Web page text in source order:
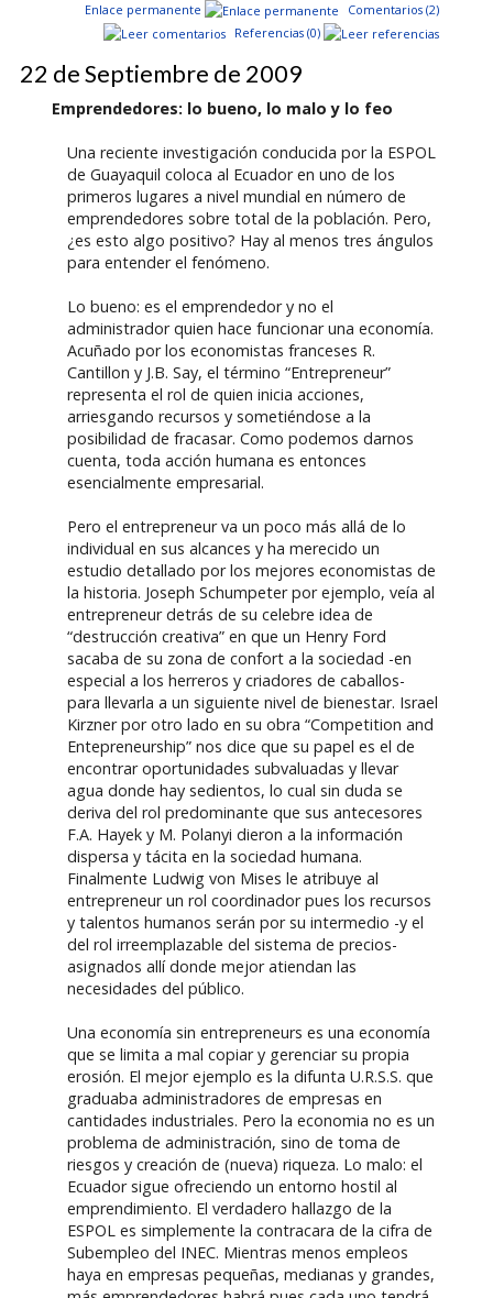
Enlace permanente
Comentarios (2)
Referencias (0)
22 de Septiembre de 2009
Emprendedores: lo bueno, lo malo y lo feo
Una reciente investigación conducida por la ESPOL
de Guayaquil coloca al Ecuador en uno de los
primeros lugares a nivel mundial en número de
emprendedores sobre total de la población. Pero,
¿es esto algo positivo? Hay al menos tres ángulos
para entender el fenómeno.
Lo bueno: es el emprendedor y no el
administrador quien hace funcionar una economía.
Acuñado por los economistas franceses R.
Cantillon y J.B. Say, el término “Entrepreneur”
representa el rol de quien inicia acciones,
arriesgando recursos y sometiéndose a la
posibilidad de fracasar. Como podemos darnos
cuenta, toda acción humana es entonces
esencialmente empresarial.
Pero el entrepreneur va un poco más allá de lo
individual en sus alcances y ha merecido un
estudio detallado por los mejores economistas de
la historia. Joseph Schumpeter por ejemplo, veía al
entrepreneur detrás de su celebre idea de
“destrucción creativa” en que un Henry Ford
sacaba de su zona de confort a la sociedad -en
especial a los herreros y criadores de caballos-
para llevarla a un siguiente nivel de bienestar. Israel
Kirzner por otro lado en su obra “Competition and
Entepreneurship” nos dice que su papel es el de
encontrar oportunidades subvaluadas y llevar
agua donde hay sedientos, lo cual sin duda se
deriva del rol predominante que sus antecesores
F.A. Hayek y M. Polanyi dieron a la información
dispersa y tácita en la sociedad humana.
Finalmente Ludwig von Mises le atribuye al
entrepreneur un rol coordinador pues los recursos
y talentos humanos serán por su intermedio -y el
del rol irreemplazable del sistema de precios-
asignados allí donde mejor atiendan las
necesidades del público.
Una economía sin entrepreneurs es una economía
que se limita a mal copiar y gerenciar su propia
erosión. El mejor ejemplo es la difunta U.R.S.S. que
graduaba administradores de empresas en
cantidades industriales. Pero la economia no es un
problema de administración, sino de toma de
riesgos y creación de (nueva) riqueza. Lo malo: el
Ecuador sigue ofreciendo un entorno hostil al
emprendimiento. El verdadero hallazgo de la
ESPOL es simplemente la contracara de la cifra de
Subempleo del INEC. Mientras menos empleos
haya en empresas pequeñas, medianas y grandes,